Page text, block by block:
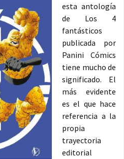
esta antología
de Los 4
fantásticos
publicada por
Panini Cómics
tiene mucho de
significado. El
más evidente
es el que hace
referencia a la
propia
trayectoria
editorial